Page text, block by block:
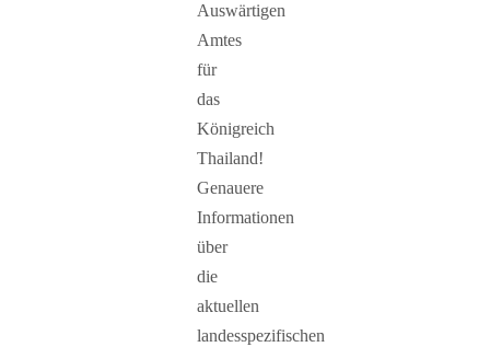
Auswärtigen
Amtes
für
das
Königreich
Thailand!
Genauere
Informationen
über
die
aktuellen
landesspezifischen